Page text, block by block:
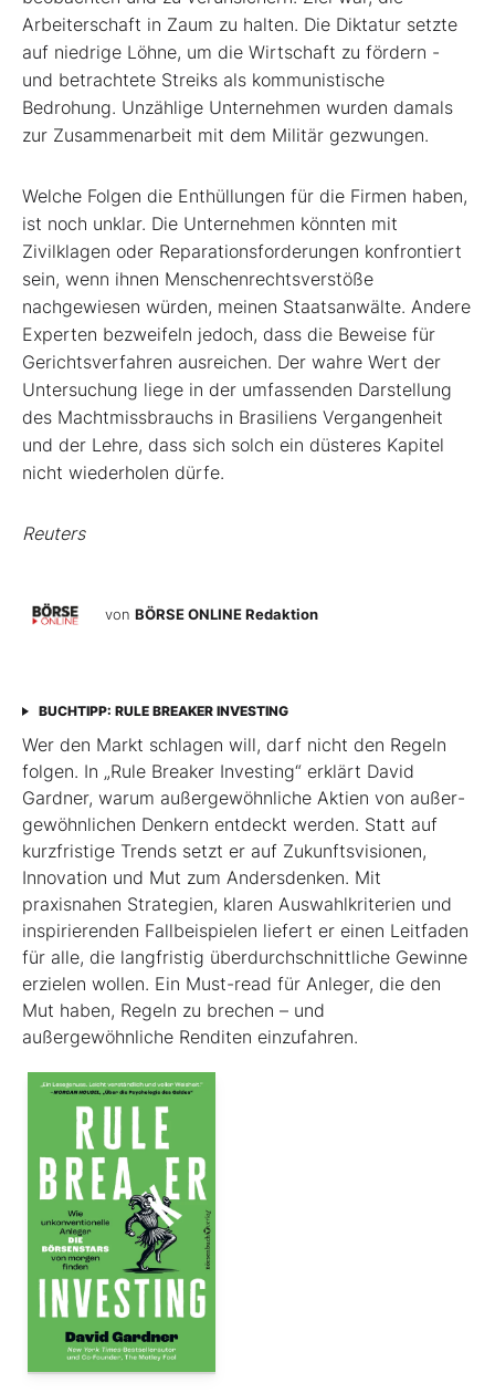
Arbeiterschaft in Zaum zu halten. Die Diktatur setzte
auf niedrige Löhne, um die Wirtschaft zu fördern -
und betrachtete Streiks als kommunistische
Bedrohung. Unzählige Unternehmen wurden damals
zur Zusammenarbeit mit dem Militär gezwungen.
Welche Folgen die Enthüllungen für die Firmen haben,
ist noch unklar. Die Unternehmen könnten mit
Zivilklagen oder Reparationsforderungen konfrontiert
sein, wenn ihnen Menschenrechtsverstöße
nachgewiesen würden, meinen Staatsanwälte. Andere
Experten bezweifeln jedoch, dass die Beweise für
Gerichtsverfahren ausreichen. Der wahre Wert der
Untersuchung liege in der umfassenden Darstellung
des Machtmissbrauchs in Brasiliens Vergangenheit
und der Lehre, dass sich solch ein düsteres Kapitel
nicht wiederholen dürfe.
Reuters
von BÖRSE ONLINE Redaktion
BUCHTIPP: RULE BREAKER INVESTING
Wer den Markt schlagen will, darf nicht den Regeln
folgen. In „Rule Breaker Investing“ erklärt David
Gardner, warum außergewöhnliche Aktien von außer­
gewöhnlichen Denkern entdeckt werden. Statt auf
kurzfristige Trends setzt er auf Zukunftsvisionen,
Innovation und Mut zum Andersdenken. Mit
praxisnahen Strategien, klaren Auswahlkriterien und
inspirierenden Fallbeispielen liefert er einen Leit­faden
für alle, die langfristig überdurchschnittliche Gewinne
erzielen wollen. Ein Must-read für Anleger, die den
Mut haben, Regeln zu brechen – und
außergewöhnliche Renditen einzufahren.